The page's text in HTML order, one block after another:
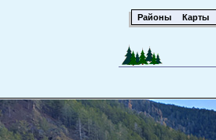
Районы Карты